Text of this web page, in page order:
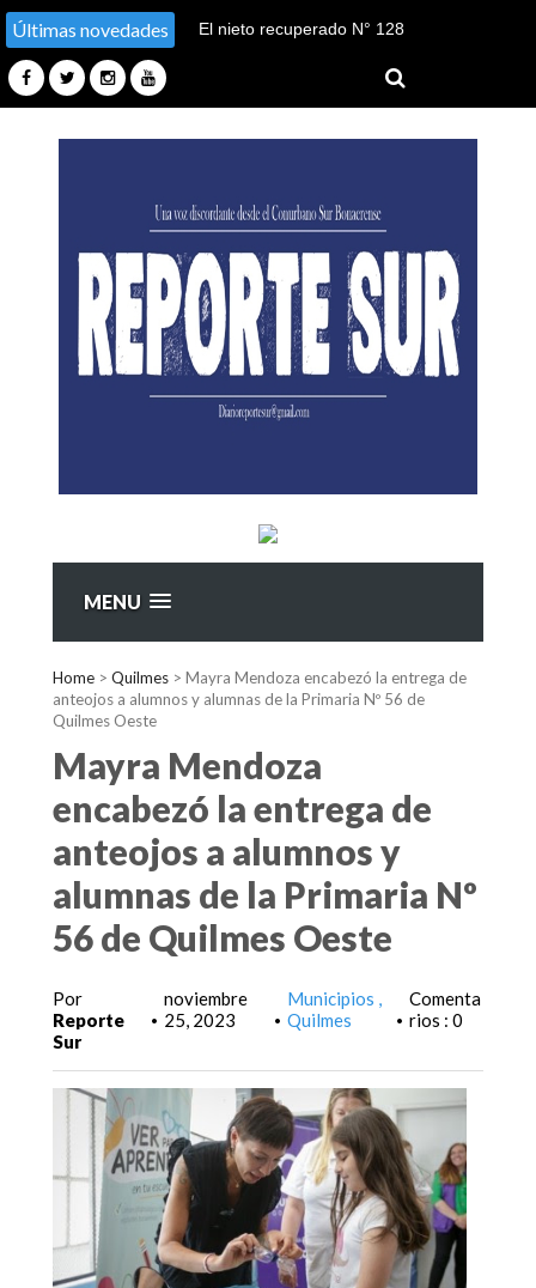
Últimas novedades
El nieto recuperado N° 128
sustracción y sustitución de
identidad en Tucumán
MENU
Home > Quilmes > Mayra Mendoza encabezó la entrega de
anteojos a alumnos y alumnas de la Primaria Nº 56 de
Quilmes Oeste
Mayra Mendoza
encabezó la entrega de
anteojos a alumnos y
alumnas de la Primaria Nº
56 de Quilmes Oeste
Por
Reporte
Sur
•
noviembre
25, 2023
•
Municipios
Quilmes
•
Comenta
rios : 0